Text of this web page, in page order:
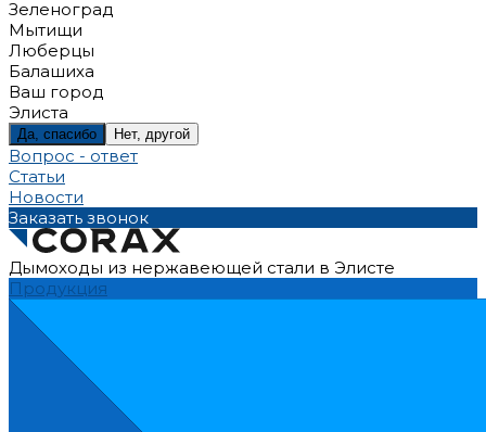
Зеленоград
Мытищи
Люберцы
Балашиха
Ваш город
Элиста
Да, спасибо Нет, другой
Вопрос - ответ
Статьи
Новости
Заказать звонок
Дымоходы из нержавеющей стали в Элисте
Продукция